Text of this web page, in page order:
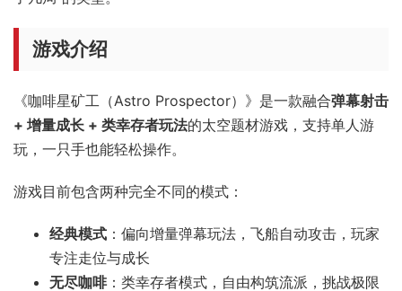
游戏介绍
《咖啡星矿工（Astro Prospector）》是一款融合弹幕射击
+ 增量成长 + 类幸存者玩法的太空题材游戏，支持单人游
玩，一只手也能轻松操作。
游戏目前包含两种完全不同的模式：
经典模式 ：偏向增量弹幕玩法，飞船自动攻击，玩家
专注走位与成长
无尽咖啡：类幸存者模式，自由构筑流派，挑战极限